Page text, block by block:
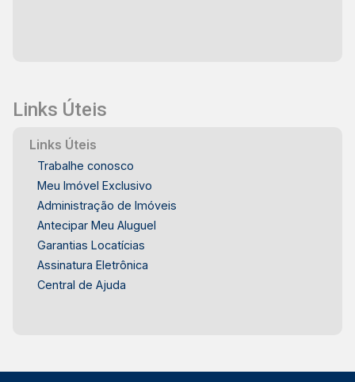
Links Úteis
Links Úteis
Trabalhe conosco
Meu Imóvel Exclusivo
Administração de Imóveis
Antecipar Meu Aluguel
Garantias Locatícias
Assinatura Eletrônica
Central de Ajuda